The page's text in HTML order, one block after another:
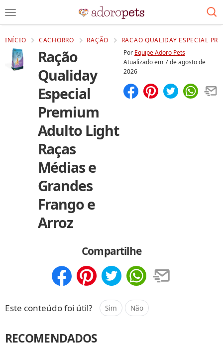
INÍCIO CACHORRO RAÇÃO RACAO QUALIDAY ESPECIAL
Ração
Qualiday
Especial
Premium
Adulto Light
Raças
Médias e
Grandes
Frango e
Arroz
Por Equipe Adoro Pets
Atualizado em7 de agosto de
2026
Compartilhe
Este conteúdo foi útil? Sim Não
RECOMENDADOS